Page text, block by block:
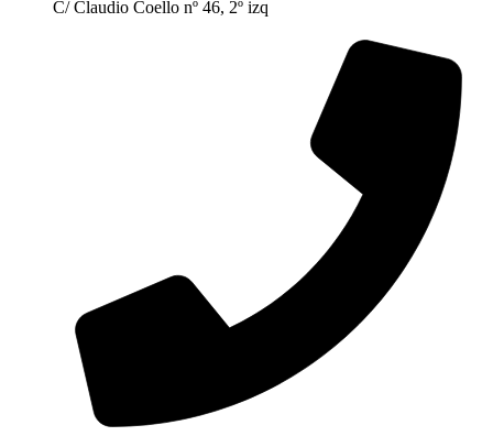
C/ Claudio Coello nº 46, 2º izq